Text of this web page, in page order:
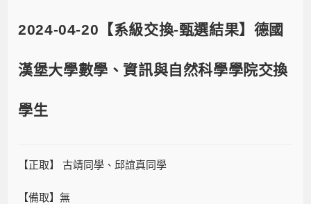
2024-04-20【系級交換-甄選結果】德國
漢堡大學數學、資訊與自然科學學院交換
學生
【正取】 古靖同學、邱誼真同學
【備取】無